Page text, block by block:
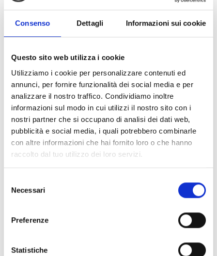
Consenso Dettagli Informazioni sui cookie
Questo sito web utilizza i cookie
Utilizziamo i cookie per personalizzare contenuti ed
annunci, per fornire funzionalità dei social media e per
analizzare il nostro traffico. Condividiamo inoltre
informazioni sul modo in cui utilizzi il nostro sito con i
nostri partner che si occupano di analisi dei dati web,
pubblicità e social media, i quali potrebbero combinarle
con altre informazioni che hai fornito loro o che hanno
raccolto dal tuo utilizzo dei loro servizi.
delNecessari
Preferenze
Statistiche
Accesorios bases EB00 - Materiales(47)
Accesorios para la prueba de detectores - Materiales
Accesorios para detectores Enea - Materiales (35)
Accesorios Senseware
Accesorios de la serie Industrial (17)
Seleccionar todo
Inicia sesión antes de descargar los contenidos con el
iconolock
BUSCAR
BORRAR FILTROS